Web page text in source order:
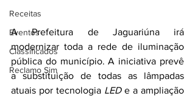
Receitas
Eventos
Classificados
Reclamo Sim
A Prefeitura de Jaguariúna irá
modernizar toda a rede de iluminação
pública do município. A iniciativa prevê
a substituição de todas as lâmpadas
atuais por tecnologia LED e a ampliação